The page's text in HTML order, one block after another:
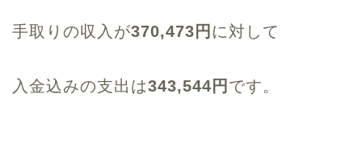
手取りの収入が370,473円 に対して
入金込みの支出は343,544円 です。